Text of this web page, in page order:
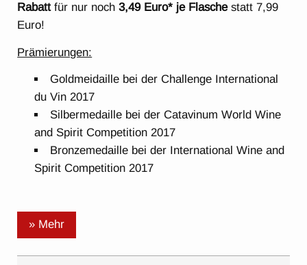
Rabattfür nur noch3,49 Euro* je Flaschestatt 7,99
Euro!
Prämierungen:
Goldmeidaille bei der Challenge International
du Vin 2017
Silbermedaille bei der Catavinum World Wine
and Spirit Competition 2017
Bronzemedaille bei der International Wine and
Spirit Competition 2017
» Mehr